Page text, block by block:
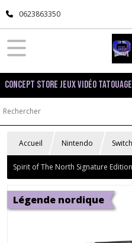
0623863350
Concept Store Jeux Vidéo
Accueil Nintendo Switch
Spirit of The North Signature Edition
Légende nordique